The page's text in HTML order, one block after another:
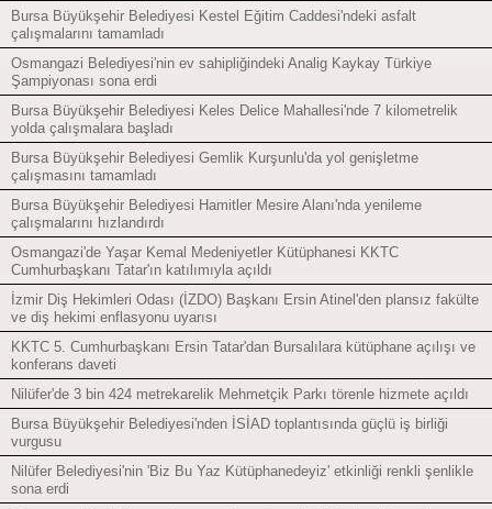
Bursa Büyükşehir Belediyesi Kestel Eğitim Caddesi'ndeki asfalt
çalışmalarını tamamladı
Osmangazi Belediyesi'nin ev sahipliğindeki Analig Kaykay Türkiye
Şampiyonası sona erdi
Bursa Büyükşehir Belediyesi Keles Delice Mahallesi'nde 7 kilometrelik
yolda çalışmalara başladı
Bursa Büyükşehir Belediyesi Gemlik Kurşunlu'da yol genişletme
çalışmasını tamamladı
Bursa Büyükşehir Belediyesi Hamitler Mesire Alanı'nda yenileme
çalışmalarını hızlandırdı
Osmangazi'de Yaşar Kemal Medeniyetler Kütüphanesi KKTC
Cumhurbaşkanı Tatar'ın katılımıyla açıldı
İzmir Diş Hekimleri Odası (İZDO) Başkanı Ersin Atinel'den plansız fakülte
ve diş hekimi enflasyonu uyarısı
KKTC 5. Cumhurbaşkanı Ersin Tatar'dan Bursalılara kütüphane açılışı ve
konferans daveti
Nilüfer'de 3 bin 424 metrekarelik Mehmetçik Parkı törenle hizmete açıldı
Bursa Büyükşehir Belediyesi'nden İSİAD toplantısında güçlü iş birliği
vurgusu
Nilüfer Belediyesi'nin 'Biz Bu Yaz Kütüphanedeyiz' etkinliği renkli şenlikle
sona erdi